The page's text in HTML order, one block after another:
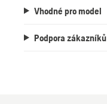
Vhodné pro model
Podpora zákazníků